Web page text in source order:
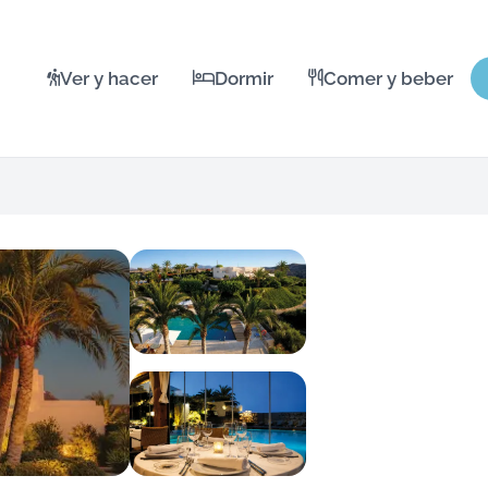
Ver y hacer Dormir Comer y beber